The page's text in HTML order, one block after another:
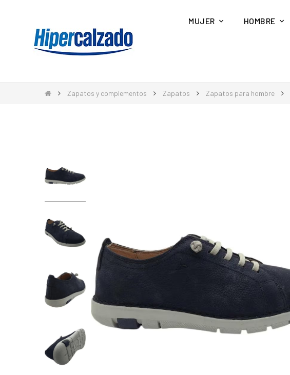
MUJER HOMBRE
Zapatos y complementos Zapatos Zapatos para hombre